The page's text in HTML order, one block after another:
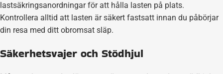
lastsäkringsanordningar för att hålla lasten på plats.
Kontrollera alltid att lasten är säkert fastsatt innan du påbörjar
din resa med ditt obromsat släp.
Säkerhetsvajer och Stödhjul